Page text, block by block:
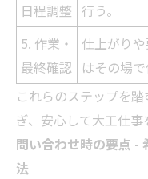
日程調整 行う。
5. 作業・
最終確認
仕上がり
はその場で
これらのステップを
ぎ、安心して大工仕事
問い合わせ時の要点 -
法